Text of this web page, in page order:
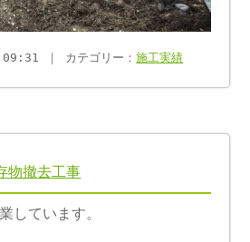
｜ カテゴリー：施工実績
物撤去工事
しています。